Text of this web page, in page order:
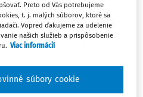
z tejto oblasti je
portálu.
prístup na 10 dní
len zaregistrovať.
Preto od Vás potrebujeme
t. j. malých súborov, ktoré sa
Vopred ďakujeme za udelenie
našich služieb a prispôsobenie
Viac informácií
súbory cookie